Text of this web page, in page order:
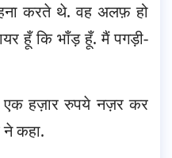
करते थे. वह अलफ़ हो
हूँ कि भाँड़ हूँ. मैं पगड़ी-
एक हज़ार रुपये नज़र कर
कहा.